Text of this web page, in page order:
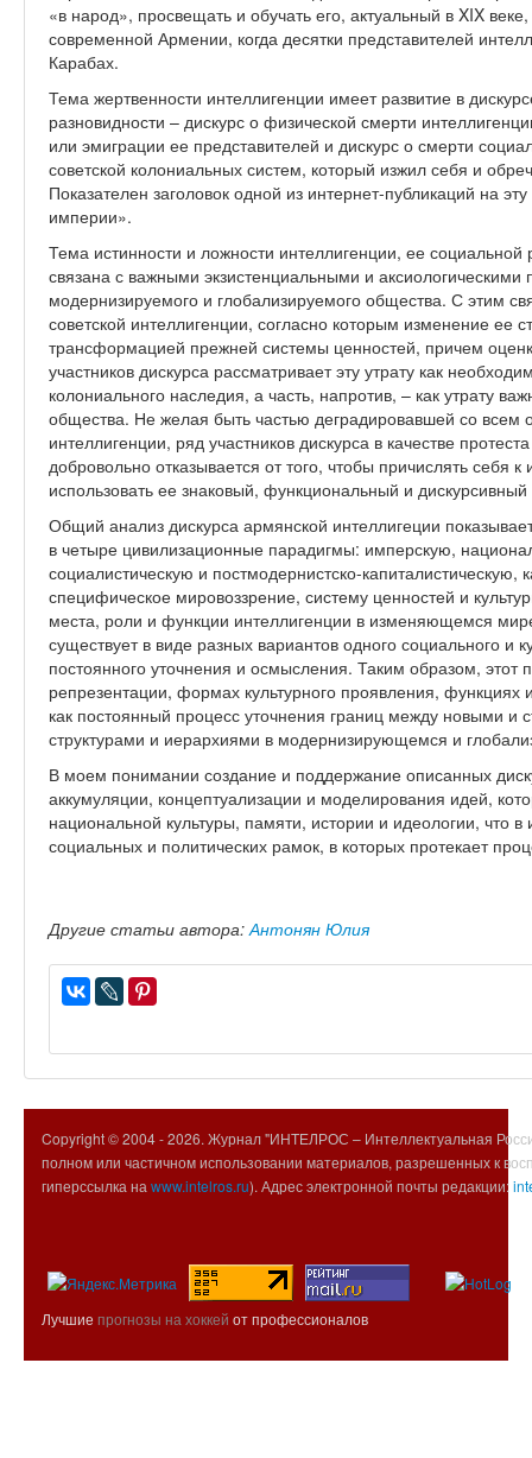
«в народ», просвещать и обучать его, актуальный в XIX
современной Армении, когда десятки представителей
Карабах.
Тема жертвенности интеллигенции имеет развитие в
разновидности – дискурс о физической смерти
или эмиграции ее представителей и дискурс о смерти
советской колониальных систем, который изжил себя и
Показателен заголовок одной из интернет-публикаций на
империи».
Тема истинности и ложности интеллигенции, ее
связана с важными экзистенциальными и
модернизируемого и глобализируемого общества. С этим
советской интеллигенции, согласно которым изменение ее
трансформацией прежней системы ценностей, причем
участников дискурса рассматривает эту утрату как
колониального наследия, а часть, напротив, – как утрату
общества. Не желая быть частью деградировавшей со
интеллигенции, ряд участников дискурса в качестве
добровольно отказывается от того, чтобы причислять себя
использовать ее знаковый, функциональный и
Общий анализ дискурса армянской интеллигеции
в четыре цивилизационные парадигмы: имперскую,
социалистическую и постмодернистско-капиталистическую,
специфическое мировоззрение, систему ценностей и
места, роли и функции интеллигенции в изменяющемся
существует в виде разных вариантов одного социального и
постоянного уточнения и осмысления. Таким образом, этот
репрезентации, формах культурного проявления,
как постоянный процесс уточнения границ между новыми
структурами и иерархиями в модернизирующемся и
В моем понимании создание и поддержание описанных
аккумуляции, концептуализации и моделирования идей,
национальной культуры, памяти, истории и идеологии, что в
социальных и политических рамок, в которых протекает
Другие статьи автора:Антонян Юлия
Copyright © 2004 -2026. Журнал "ИНТЕЛРОС – Интеллектуальная
полном или частичном использовании материалов, разрешенных к
гиперссылка на www.intelros.ru). Адрес электронной почты редакции:
Лучшие прогнозы на хоккей от профессионалов